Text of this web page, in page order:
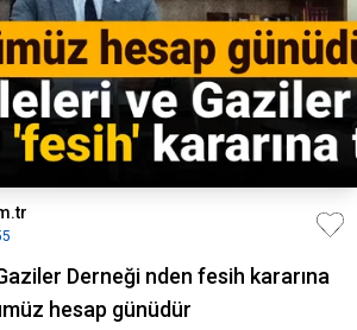
Derneği nden fesih kararına
hesap günüdür